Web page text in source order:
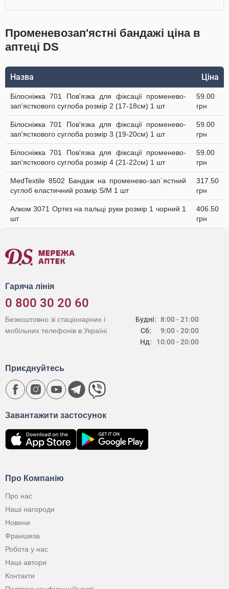
Променевозап'ястні бандажі ціна в
аптеці DS
Назва Ціна
Білосніжка 701 Пов'язка для фіксації променево-
зап'ясткового суглоба розмір 2 (17-18см) 1 шт
59.00
грн
Білосніжка 701 Пов'язка для фіксації променево-
зап'ясткового суглоба розмір 3 (19-20см) 1 шт
59.00
грн
Білосніжка 701 Пов'язка для фіксації променево-
зап'ясткового суглоба розмір 4 (21-22см) 1 шт
59.00
грн
MedTextile 8502 Бандаж на променево-зап`ястний
суглоб еластичний розмір S/M 1 шт
317.50
грн
Алком 3071 Ортез на пальці руки розмір 1 чорний 1
шт
406.50
грн
Гаряча лінія
0 800 30 20 60
Будні:
Сб:
Нд:
8:00 - 21:00
9:00 - 20:00
10:00 - 20:00
Безкоштовно зі стаціонарних і
мобільних телефонів в Україні
Про Компанію
Про нас
Наші нагороди
Новини
Франшиза
Робота у нас
Наші автори
Контакти
Завантажити застосунок
Приєднуйтесь